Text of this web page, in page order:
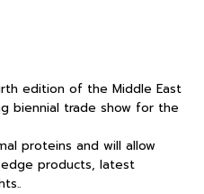
edition of the Middle East
biennial trade show for the
proteins and will allow
products, latest